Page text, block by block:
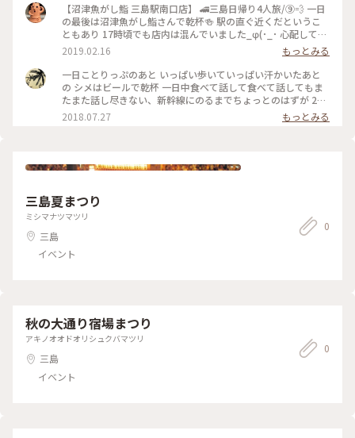
【沼津魚がし鮨 三島駅南口店】 🚄三島日帰り4人旅/⑨💨 一日
の最後は沼津魚がし鮨さんで乾杯🍻 駅の直ぐ近くだというこ
ともあり 17時頃でも店内は混んでいました_φ(･_･ 心配してい
たお天気も晴れたり曇ったりで 「私達…持ってるね〜」と何度
口にしたことか（笑） 富士山は何処にあるのかも分からない
くらい 見えなかったのですけどね💦 最後は三島駅から行き先
が反対方向の新幹線に乗るのが 寂しかったなぁ(/ _ ; ) まりこ
さん・willmiccoさん・yumiyama🌼さん 楽しい時間をありが
2019.02.16
もっとみる
一日ことりっぷのあと いっぱい歩いていっぱい汗かいたあと
の シメはビールで乾杯 一日中食べて話して食べて話してもま
たまた話し尽きない、新幹線にのるまでちょっとのはずが 2時
間以上何度も次の新幹線調べては飲み 沼津のお刺身 釜揚げシ
ラス 生しらす 三島コロッケと三島の物を堪能しながら楽しい
楽しい時間はあっという間に このまま同じ新幹線に乗りたい
2018.07.27 もっとみる
三島夏まつり
ミシマナツマツリ
三島
イベント
0
秋の大通り宿場まつり
アキノオオドオリシュクバマツリ
三島
イベント
0